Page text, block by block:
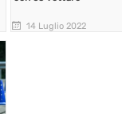
14 Luglio 2022